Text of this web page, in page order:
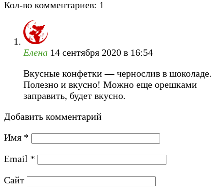
Кол-во комментариев: 1
Елена 14 сентября 2020 в 16:54
Вкусные конфетки — чернослив в шоколаде.
Полезно и вкусно! Можно еще орешками
заправить, будет вкусно.
Добавить комментарий
Имя *
Email *
Сайт